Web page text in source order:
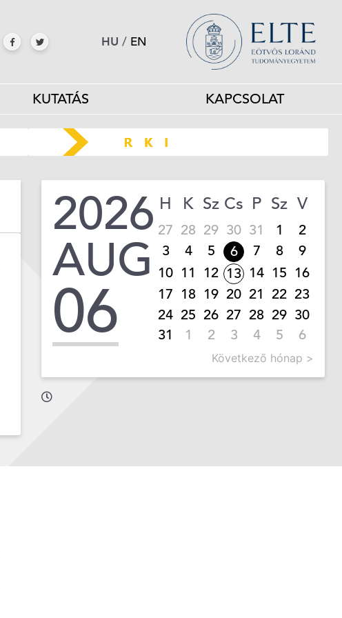
HU / EN
KUTATÁS KAPCSOLAT
2026
AUG
06
H K Sz Cs P Sz V
27 28 29 30 31 1
2
3
4 5 6 7 8
9
10 11 12 13 14 15 16
17 18 19 20 21 22 23
24 25 26 27 28 29 30
31
1 2 3 4 5 6
Következő hónap >